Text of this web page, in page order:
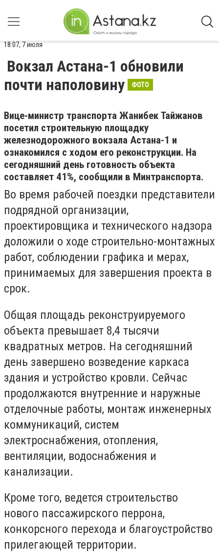
18:07, 7 июля
Вокзал Астана-1 обновили
почти наполовину
ФОТО
Вице-министр транспорта Жанибек Тайжанов
посетил строительную площадку
железнодорожного вокзала Астана-1 и
ознакомился с ходом его реконструкции. На
сегодняшний день готовность объекта
составляет 41%, сообщили в Минтранспорта.
Во время рабочей поездки представители
подрядной организации,
проектировщика и технического надзора
доложили о ходе строительно-монтажных
работ, соблюдении графика и мерах,
принимаемых для завершения проекта в
срок.
Общая площадь реконструируемого
объекта превышает 8,4 тысячи
квадратных метров. На сегодняшний
день завершено возведение каркаса
здания и устройство кровли. Сейчас
продолжаются внутренние и наружные
отделочные работы, монтаж инженерных
коммуникаций, систем
электроснабжения, отопления,
вентиляции, водоснабжения и
канализации.
Кроме того, ведется строительство
нового пассажирского перрона,
конкорсного перехода и благоустройство
прилегающей территории.